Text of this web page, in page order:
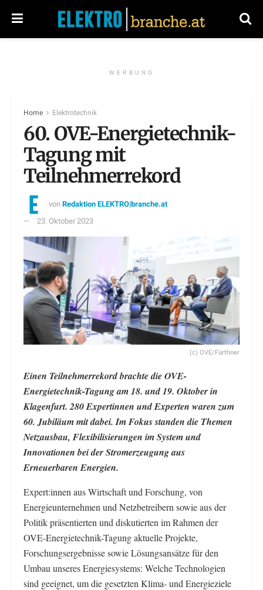
WERBUNG
Home Elektrotechnik
60. OVE-Energietechnik-
Tagung mit
Teilnehmerrekord
vonRedaktion ELEKTRO|branche.at
23. Oktober 2023
(c) OVE/Fürthner
Einen Teilnehmerrekord brachte die OVE-
Energietechnik-Tagung am 18. und 19. Oktober in
Klagenfurt. 280 Expertinnen und Experten waren zum
60. Jubiläum mit dabei. Im Fokus standen die Themen
Netzausbau, Flexibilisierungen im System und
Innovationen bei der Stromerzeugung aus
Erneuerbaren Energien.
Expert:innen aus Wirtschaft und Forschung, von
Energieunternehmen und Netzbetreibern sowie aus der
Politik präsentierten und diskutierten im Rahmen der
OVE-Energietechnik-Tagung aktuelle Projekte,
Forschungsergebnisse sowie Lösungsansätze für den
Umbau unseres Energiesystems: Welche Technologien
sind geeignet, um die gesetzten Klima- und Energieziele